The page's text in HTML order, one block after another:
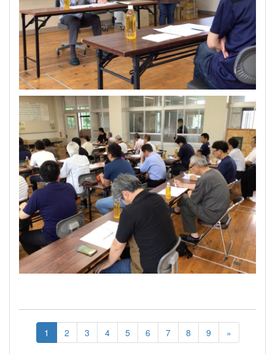
1 2 3 4 5 6 7 8 9 »